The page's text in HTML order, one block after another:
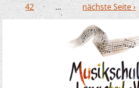
42
… nächste Seite ›